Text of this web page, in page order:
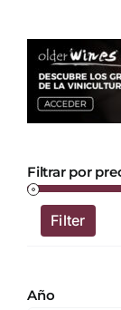
Filtrar por
Filter
Año